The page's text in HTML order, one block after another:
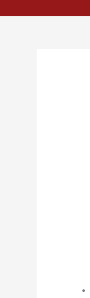
al